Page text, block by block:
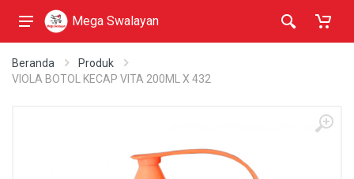
Mega Swalayan
Beranda
Produk
VIOLA BOTOL KECAP VITA 200ML X 432